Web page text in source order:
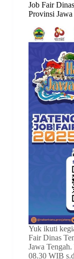
Job Fair
Provinsi
Yuk ikuti
Fair Dinas
Jawa
08.30 WIB